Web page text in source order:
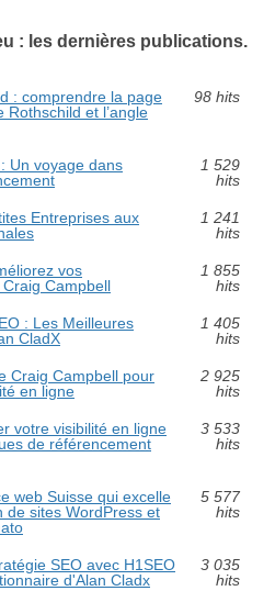
: les dernières publications.
: comprendre la page
Rothschild et l’angle
98 hits
Un voyage dans
1 529
hits
Entreprises aux
1 241
hits
vos
Campbell
1 855
hits
: Les Meilleures
CladX
1 405
hits
Craig Campbell pour
en ligne
2 925
hits
votre visibilité en ligne
de référencement
3 533
hits
web Suisse qui excelle
de sites WordPress et
5 577
hits
SEO avec H1SEO
d'Alan Cladx
3 035
hits